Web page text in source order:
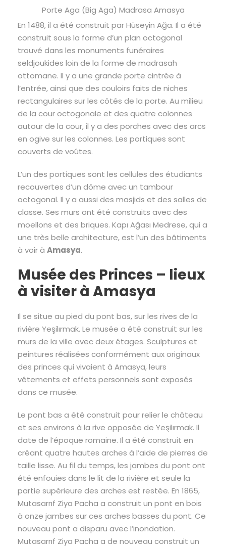
Porte Aga (Big Aga) Madrasa Amasya
En 1488, il a été construit par Hüseyin Ağa. Il a été
construit sous la forme d’un plan octogonal
trouvé dans les monuments funéraires
seldjoukides loin de la forme de madrasah
ottomane. Il y a une grande porte cintrée à
l’entrée, ainsi que des couloirs faits de niches
rectangulaires sur les côtés de la porte. Au milieu
de la cour octogonale et des quatre colonnes
autour de la cour, il y a des porches avec des arcs
en ogive sur les colonnes. Les portiques sont
couverts de voûtes.
L’un des portiques sont les cellules des étudiants
recouvertes d’un dôme avec un tambour
octogonal. Il y a aussi des masjids et des salles de
classe. Ses murs ont été construits avec des
moellons et des briques. Kapı Ağası Medrese, qui a
une très belle architecture, est l’un des bâtiments
à voir à Amasya.
Musée des Princes – lieux
à visiter à Amasya
Il se situe au pied du pont bas, sur les rives de la
rivière Yeşilırmak. Le musée a été construit sur les
murs de la ville avec deux étages. Sculptures et
peintures réalisées conformément aux originaux
des princes qui vivaient à Amasya, leurs
vêtements et effets personnels sont exposés
dans ce musée.
Le pont bas a été construit pour relier le château
et ses environs à la rive opposée de Yeşilırmak. Il
date de l’époque romaine. Il a été construit en
créant quatre hautes arches à l’aide de pierres de
taille lisse. Au fil du temps, les jambes du pont ont
été enfouies dans le lit de la rivière et seule la
partie supérieure des arches est restée. En 1865,
Mutasarrıf Ziya Pacha a construit un pont en bois
à onze jambes sur ces arches basses du pont. Ce
nouveau pont a disparu avec l’inondation.
Mutasarrıf Ziya Pacha a de nouveau construit un